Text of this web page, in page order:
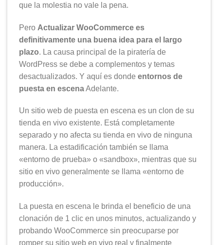
que la molestia no vale la pena.
Pero Actualizar WooCommerce es
definitivamente una buena idea para el largo
plazo. La causa principal de la piratería de
WordPress se debe a complementos y temas
desactualizados. Y aquí es donde entornos de
puesta en escenaAdelante.
Un sitio web de puesta en escena es un clon de su
tienda en vivo existente. Está completamente
separado y no afecta su tienda en vivo de ninguna
manera. La estadificación también se llama
«entorno de prueba» o «sandbox», mientras que su
sitio en vivo generalmente se llama «entorno de
producción».
La puesta en escena le brinda el beneficio de una
clonación de 1 clic en unos minutos, actualizando y
probando WooCommerce sin preocuparse por
romper su sitio web en vivo real y finalmente